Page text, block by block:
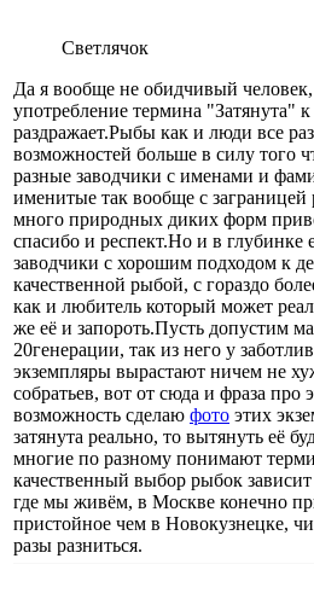
Светлячок
Да я вообще не обидчивый человек,
употребление термина "Затянута"
раздражает.Рыбы как и люди все
возможностей больше в силу того
разные заводчики с именами и
именитые так вообще с заграницей
много природных диких форм
спасибо и респект.Но и в глубинке
заводчики с хорошим подходом к
качественной рыбой, с гораздо
как и любитель который может
же её и запороть.Пусть допустим
20генерации, так из него у
экземпляры вырастают ничем не
собратьев, вот от сюда и фраза про
возможность сделаю фото этих
затянута реально, то вытянуть её
многие по разному понимают
качественный выбор рыбок
где мы живём, в Москве конечно
пристойное чем в Новокузнецке,
разы разниться.